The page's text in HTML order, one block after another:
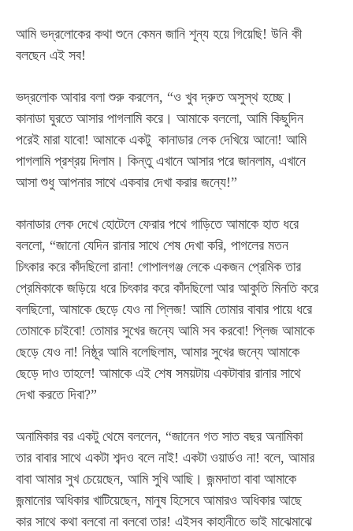
আমি ভদ্রলোকের কথা শুনে কেমন জানি শূন্য হয়ে গিয়েছি! উনি কী
বলছেন এই সব!
ভদ্রলোক আবার বলা শুরু করলেন, “ও খুব দ্রুত অসুস্থ হচ্ছে।
কানাডা ঘুরতে আসার পাগলামি করে। আমাকে বললো, আমি কিছুদিন
পরেই মারা যাবো! আমাকে একটু কানাডার লেক দেখিয়ে আনো! আমি
পাগলামি প্রশ্রয় দিলাম। কিন্তু এখানে আসার পরে জানলাম, এখানে
আসা শুধু আপনার সাথে একবার দেখা করার জন্যে!”
কানাডার লেক দেখে হোটেলে ফেরার পথে গাড়িতে আমাকে হাত ধরে
বললো, “জানো যেদিন রানার সাথে শেষ দেখা করি, পাগলের মতন
চিৎকার করে কাঁদছিলো রানা! গোপালগঞ্জ লেকে একজন প্রেমিক তার
প্রেমিকাকে জড়িয়ে ধরে চিৎকার করে কাঁদছিলো আর আকুতি মিনতি করে
বলছিলো, আমাকে ছেড়ে যেও না প্লিজ! আমি তোমার বাবার পায়ে ধরে
তোমাকে চাইবো! তোমার সুখের জন্যে আমি সব করবো! প্লিজ আমাকে
ছেড়ে যেও না! নিষ্ঠূর আমি বলেছিলাম, আমার সুখের জন্যে আমাকে
ছেড়ে দাও তাহলে! আমাকে এই শেষ সময়টায় একটাবার রানার সাথে
দেখা করতে দিবা?”
অনামিকার বর একটু থেমে বললেন, “জানেন গত সাত বছর অনামিকা
তার বাবার সাথে একটা শব্দও বলে নাই! একটা ওয়ার্ডও না! বলে, আমার
বাবা আমার সুখ চেয়েছেন, আমি সুখি আছি। জন্মদাতা বাবা আমাকে
জন্মানোর অধিকার খাটিয়েছেন, মানুষ হিসেবে আমারও অধিকার আছে
কার সাথে কথা বলবো না বলবো তার! এইসব কাহানীতে ভাই মাঝেমাঝে